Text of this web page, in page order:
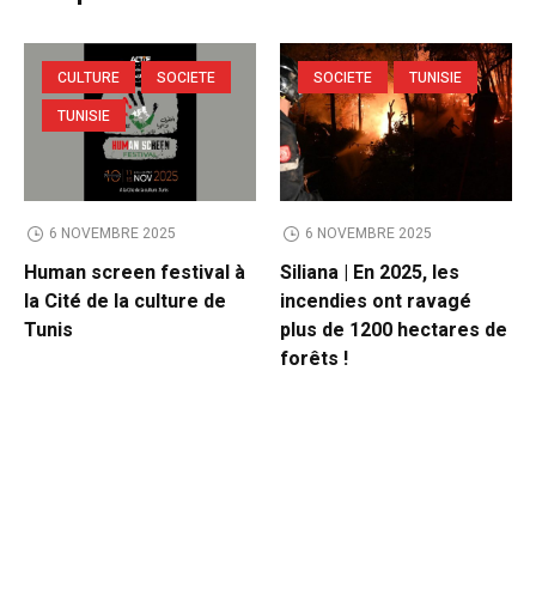
CULTURE
SOCIETE
TUNISIE
6 NOVEMBRE 2025
Human screen festival à
la Cité de la culture de
Tunis
SOCIETE TUNISIE
6 NOVEMBRE 2025
Siliana | En 2025, les
incendies ont ravagé
plus de 1200 hectares de
forêts !